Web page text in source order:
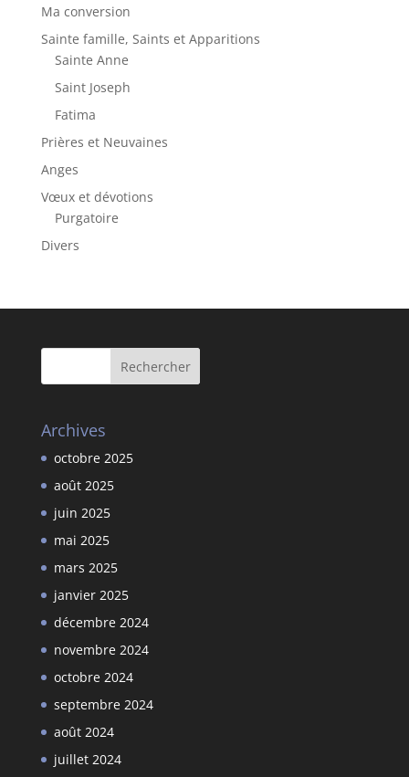
Ma conversion
Sainte famille, Saints et Apparitions
Sainte Anne
Saint Joseph
Fatima
Prières et Neuvaines
Anges
Vœux et dévotions
Purgatoire
Divers
Archives
octobre 2025
août 2025
juin 2025
mai 2025
mars 2025
janvier 2025
décembre 2024
novembre 2024
octobre 2024
septembre 2024
août 2024
juillet 2024